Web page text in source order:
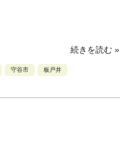
続きを読む »
守谷市 板戸井